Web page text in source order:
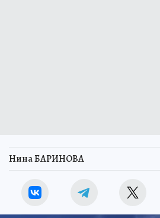
Нина БАРИНОВА